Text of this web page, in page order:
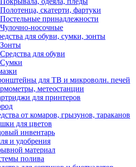
Полотенца, скатерти, фартуки
Постельные принадлежности
Чулочно-носочные
для обуви, сумки, зонты
Зонты
Средства для обуви
Сумки
для ТВ и микроволн. печей
метеостанции
для принтеров
от комаров, грызунов, тараканов
для цветов
инвентарь
и удобрения
материал
полива